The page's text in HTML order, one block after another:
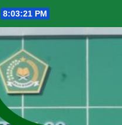
8:03:22 PM